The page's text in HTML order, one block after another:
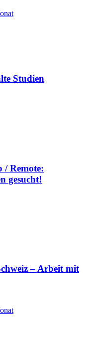
Studien
/ Remote:
gesucht!
– Arbeit mit